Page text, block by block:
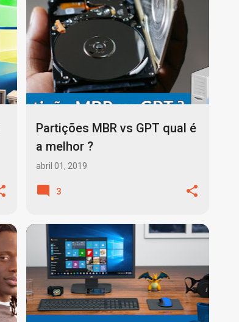
Partições MBR vs GPT qual é
a melhor ?
abril 01, 2019
COMPARTILHAR ARQUIVOS +
3
ATUALIZAÇÕES AUTOMÁTICAS